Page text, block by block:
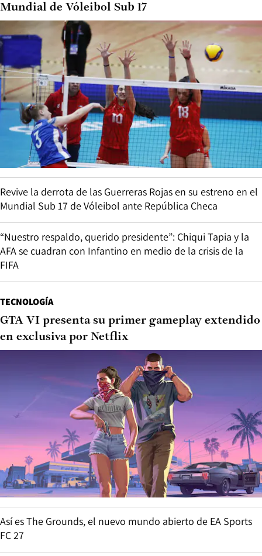
Mundial de Vóleibol Sub 17
Revive la derrota de las Guerreras Rojas en su estreno en el
Mundial Sub 17 de Vóleibol ante República Checa
“Nuestro respaldo, querido presidente”: Chiqui Tapia y la
AFA se cuadran con Infantino en medio de la crisis de la
FIFA
TECNOLOGÍA
GTA VI presenta su primer gameplay extendido
en exclusiva por Netflix
Así es The Grounds, el nuevo mundo abierto de EA Sports
FC 27